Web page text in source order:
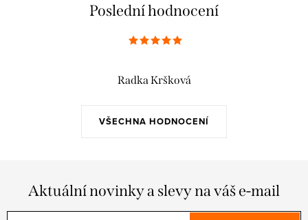
Poslední hodnocení
VŠECHNA HODNOCENÍ
Radka Kršková
Aktuální novinky a slevy na váš e-mail